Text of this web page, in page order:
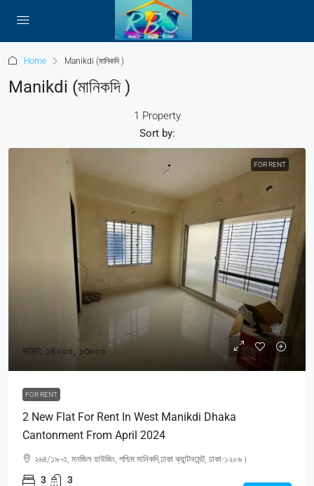
Home Manikdi (মানিকদি )
Manikdi (মানিকদি )
1 Property
Sort by:
FOR RENT
ভাড়া: ১৪০০০, ১৩০০০
FOR RENT
2 New Flat For Rent In West Manikdi Dhaka
Cantonment From April 2024
২৬৪/১৯-এ, মনজিল হাউজিং, পশ্চিম মানিকদি,ঢাকা ক্যান্টনমেন্ট, ঢাকা-১২০৬।
3 3